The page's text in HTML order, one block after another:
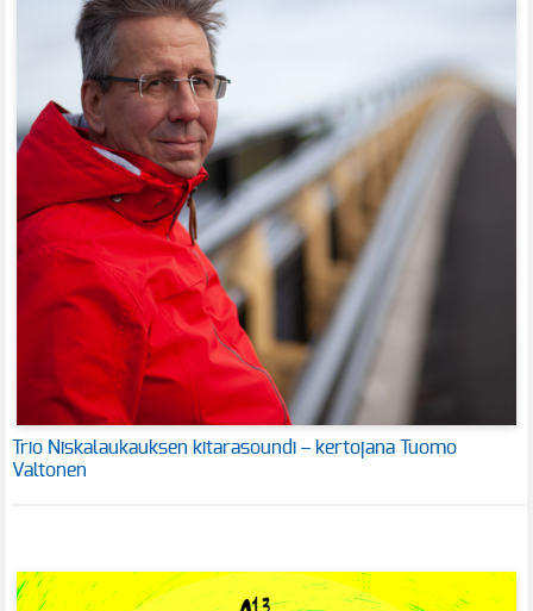
Trio Niskalaukauksen kitarasoundi – kertojana Tuomo
Valtonen